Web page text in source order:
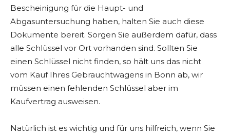
Bescheinigung für die Haupt- und
Abgasuntersuchung haben, halten Sie auch diese
Dokumente bereit. Sorgen Sie außerdem dafür, dass
alle Schlüssel vor Ort vorhanden sind. Sollten Sie
einen Schlüssel nicht finden, so hält uns das nicht
vom Kauf Ihres Gebrauchtwagens in Bonn ab, wir
müssen einen fehlenden Schlüssel aber im
Kaufvertrag ausweisen.
Natürlich ist es wichtig und für uns hilfreich, wenn Sie